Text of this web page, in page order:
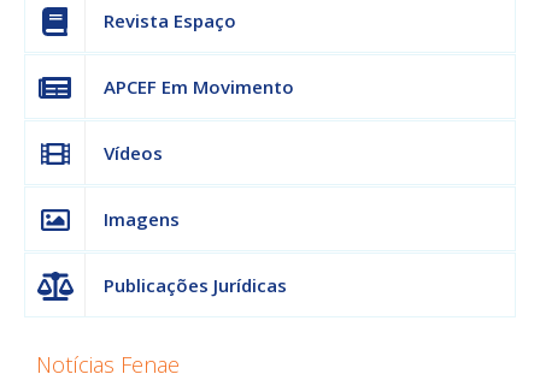
Revista Espaço
APCEF Em Movimento
Vídeos
Imagens
Publicações Jurídicas
Notícias Fenae